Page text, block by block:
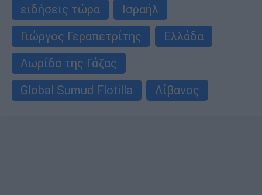
ειδήσεις τώρα
Ισραήλ
Γιώργος Γεραπετρίτης
Ελλάδα
Λωρίδα της Γάζας
Global Sumud Flotilla
Λίβανος